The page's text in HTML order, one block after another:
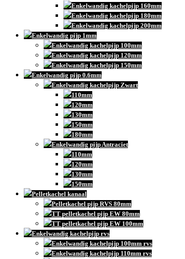
Enkelwandig kachelpijp 160mm
Enkelwandig kachelpijp 180mm
Enkelwandig kachelpijp 200mm
Enkelwandig pijp 1mm
Enkelwandig kachelpijp 100mm
Enkelwandig kachelpijp 120mm
Enkelwandig kachelpijp 150mm
Enkelwandig pijp 0.6mm
Enkelwandig kachelpijp Zwart
110mm
120mm
130mm
150mm
180mm
Enkelwandig pijp Antraciet
110mm
120mm
130mm
150mm
Pelletkachel kanaal
Pelletkachel pijp RVS 80mm
TT pelletkachel pijp EW 80mm
TT pelletkachel pijp EW 100mm
Enkelwandig kachelpijp rvs
Enkelwandig kachelpijp 100mm rvs
Enkelwandig kachelpijp 110mm rvs